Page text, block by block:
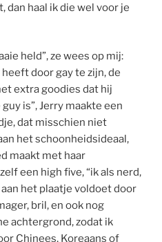
dan haal ik die wel voor je
held”, ze wees op mij:
door gay te zijn, de
extra goodies dat hij
is”, Jerry maakte een
dat misschien niet
het schoonheidsideaal,
maakt met haar
een high five, “ik als nerd,
het plaatje voldoet door
bril, en ook nog
achtergrond, zodat ik
Chinees, Koreaans of